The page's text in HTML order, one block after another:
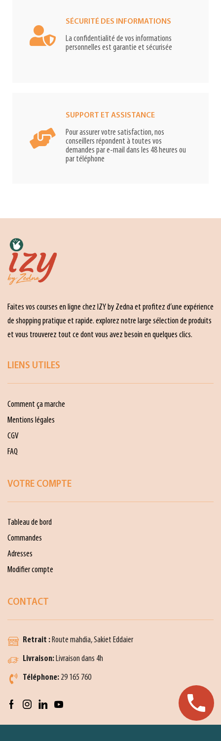
SÉCURITÉ DES INFORMATIONS
La confidentialité de vos informations
personnelles est garantie et sécurisée
SUPPORT ET ASSISTANCE
Pour assurer votre satisfaction, nos
conseillers répondent à toutes vos
demandes par e-mail dans les 48 heures ou
par téléphone
Faites vos courses en ligne chez IZY by Zedna et profitez d’une expérience
de shopping pratique et rapide. explorez notre large sélection de produits
et vous trouverez tout ce dont vous avez besoin en quelques clics.
LIENS UTILES
Comment ça marche
Mentions légales
CGV
FAQ
VOTRE COMPTE
Tableau de bord
Commandes
Adresses
Modifier compte
CONTACT
Retrait : Route mahdia, Sakiet Eddaier
Livraison: Livraison dans 4h
Téléphone: 29 165 760